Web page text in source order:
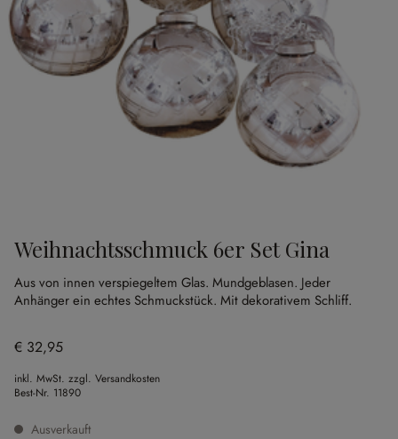
Weihnachtsschmuck 6er Set Gina
Aus von innen verspiegeltem Glas. Mundgeblasen. Jeder
Anhänger ein echtes Schmuckstück. Mit dekorativem Schliff.
€ 32,95
inkl. MwSt. zzgl. Versandkosten
Best-Nr. 11890
Ausverkauft